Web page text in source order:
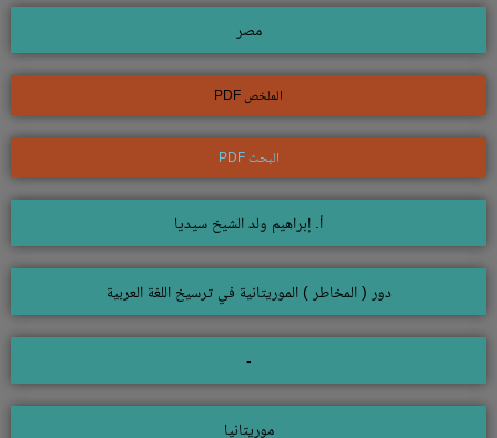
مصر
الملخص PDF
البحث PDF
أ. إبراهيم ولد الشيخ سيديا
دور ( المخاطر ) الموريتانية في ترسيخ اللغة العربية
-
موريتانيا